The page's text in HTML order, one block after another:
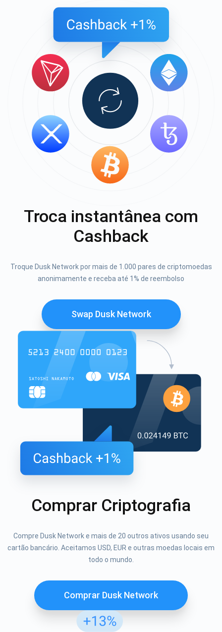
Troca instantânea com
Cashback
Troque Dusk Network por mais de 1.000 pares de criptomoedas
anonimamente e receba até 1% de reembolso
Swap Dusk Network
Comprar Criptografia
Compre Dusk Network e mais de 20 outros ativos usando seu
cartão bancário. Aceitamos USD, EUR e outras moedas locais em
todo o mundo.
Comprar Dusk Network